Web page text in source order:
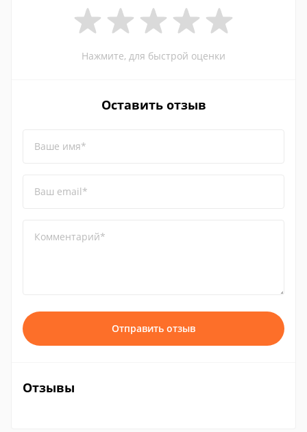
Нажмите, для быстрой оценки
Оставить отзыв
Ваше имя*
Ваш email*
Комментарий*
Отправить отзыв
Отзывы